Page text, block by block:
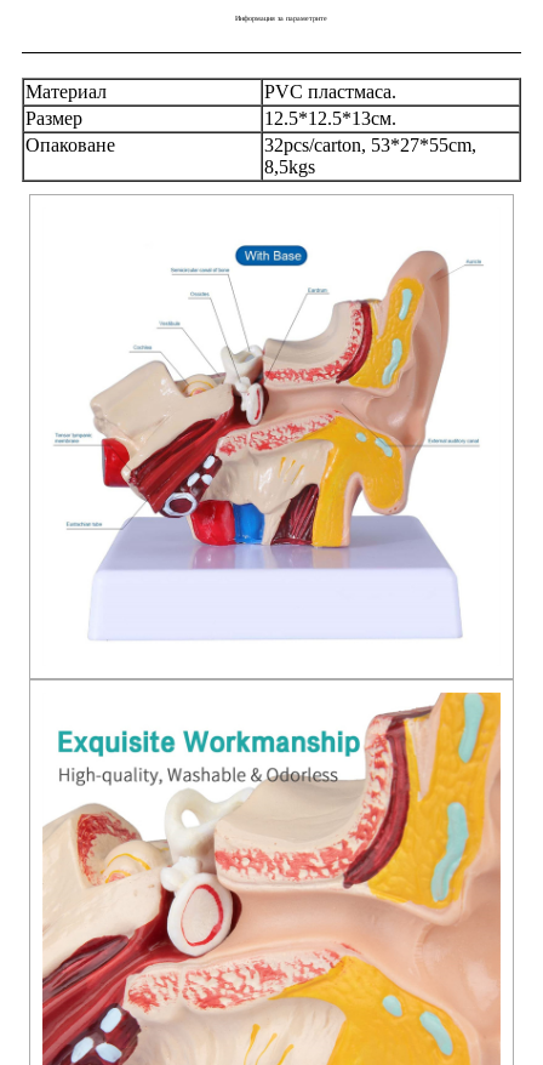
Информация за параметрите
Материал
PVC пластмаса.
Размер
12.5*12.5*13см.
Опаковане
32pcs/carton, 53*27*55cm,
8,5kgs